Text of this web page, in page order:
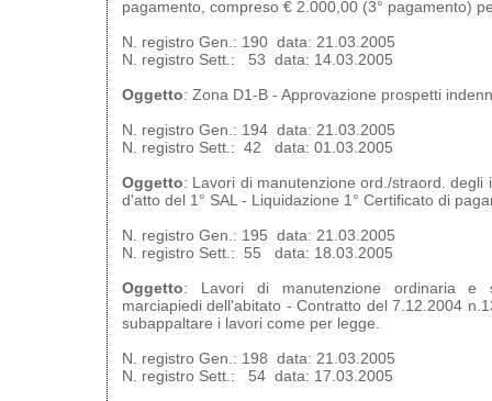
pagamento, compreso € 2.000,00 (3° pagamento)
N. registro Gen.: 190 data: 21.03.2005
N. registro Sett.: 53 data: 14.03.2005
Oggetto: Zona D1-B - Approvazione prospetti
N. registro Gen.: 194 data: 21.03.2005
N. registro Sett.: 42 data: 01.03.2005
Oggetto: Lavori di manutenzione ord./straord. degli
d'atto del 1° SAL - Liquidazione 1° Certificato di
N. registro Gen.: 195 data: 21.03.2005
N. registro Sett.: 55 data: 18.03.2005
Oggetto: Lavori di manutenzione ordinaria e
marciapiedi dell'abitato - Contratto del 7.12.2004
subappaltare i lavori come per legge.
N. registro Gen.: 198 data: 21.03.2005
N. registro Sett.: 54 data: 17.03.2005